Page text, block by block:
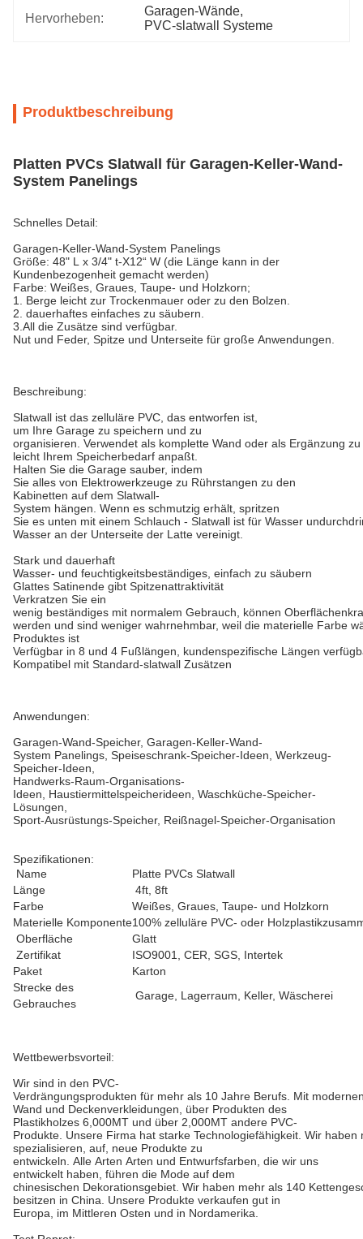
Hervorheben:
Garagen-Wände,
PVC-slatwall Systeme
Produktbeschreibung
Platten PVCs Slatwall für Garagen-Keller-Wand-
System Panelings
Schnelles Detail:
Garagen-Keller-Wand-System Panelings
Größe: 48" L x 3/4" t-X12“ W (die Länge kann in der
Kundenbezogenheit gemacht werden)
Farbe: Weißes, Graues, Taupe- und Holzkorn;
1. Berge leicht zur Trockenmauer oder zu den Bolzen.
2. dauerhaftes einfaches zu säubern.
3.All die Zusätze sind verfügbar.
Nut und Feder, Spitze und Unterseite für große Anwendungen.
Beschreibung:
Slatwall ist das zelluläre PVC, das entworfen ist,
um Ihre Garage zu speichern und zu
organisieren. Verwendet als komplette Wand oder als Ergänzung
leicht Ihrem Speicherbedarf anpaßt.
Halten Sie die Garage sauber, indem
Sie alles von Elektrowerkzeuge zu Rührstangen zu den
Kabinetten auf dem Slatwall-
System hängen. Wenn es schmutzig erhält, spritzen
Sie es unten mit einem Schlauch - Slatwall ist für Wasser
Wasser an der Unterseite der Latte vereinigt.
Stark und dauerhaft
Wasser- und feuchtigkeitsbeständiges, einfach zu säubern
Glattes Satinende gibt Spitzenattraktivität
Verkratzen Sie ein
wenig beständiges mit normalem Gebrauch, können
werden und sind weniger wahrnehmbar, weil die materielle Farbe
Produktes ist
Verfügbar in 8 und 4 Fußlängen, kundenspezifische Längen
Kompatibel mit Standard-slatwall Zusätzen
Anwendungen:
Garagen-Wand-Speicher, Garagen-Keller-Wand-
System Panelings, Speiseschrank-Speicher-Ideen, Werkzeug-
Speicher-Ideen,
Handwerks-Raum-Organisations-
Ideen, Haustiermittelspeicherideen, Waschküche-Speicher-
Lösungen,
Sport-Ausrüstungs-Speicher, Reißnagel-Speicher-Organisation
Spezifikationen:
Name
Platte PVCs Slatwall
Länge
4ft, 8ft
Farbe
Weißes, Graues, Taupe- und Holzkorn
Materielle Komponente100% zelluläre PVC- oder
Oberfläche
Glatt
Zertifikat
ISO9001, CER, SGS, Intertek
Paket
Karton
Strecke des
Gebrauches
Garage, Lagerraum, Keller, Wäscherei
Wettbewerbsvorteil:
Wir sind in den PVC-
Verdrängungsprodukten für mehr als 10 Jahre Berufs. Mit
Wand und Deckenverkleidungen, über Produkten des
Plastikholzes 6,000MT und über 2,000MT andere PVC-
Produkte. Unsere Firma hat starke Technologiefähigkeit. Wir
spezialisieren, auf, neue Produkte zu
entwickeln. Alle Arten Arten und Entwurfsfarben, die wir uns
entwickelt haben, führen die Mode auf dem
chinesischen Dekorationsgebiet. Wir haben mehr als 140
besitzen in China. Unsere Produkte verkaufen gut in
Europa, im Mittleren Osten und in Nordamerika.